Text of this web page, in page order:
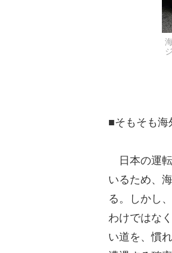
■そもそも
日本の運転
いるため、
る。しかし
わけではな
い道を、慣